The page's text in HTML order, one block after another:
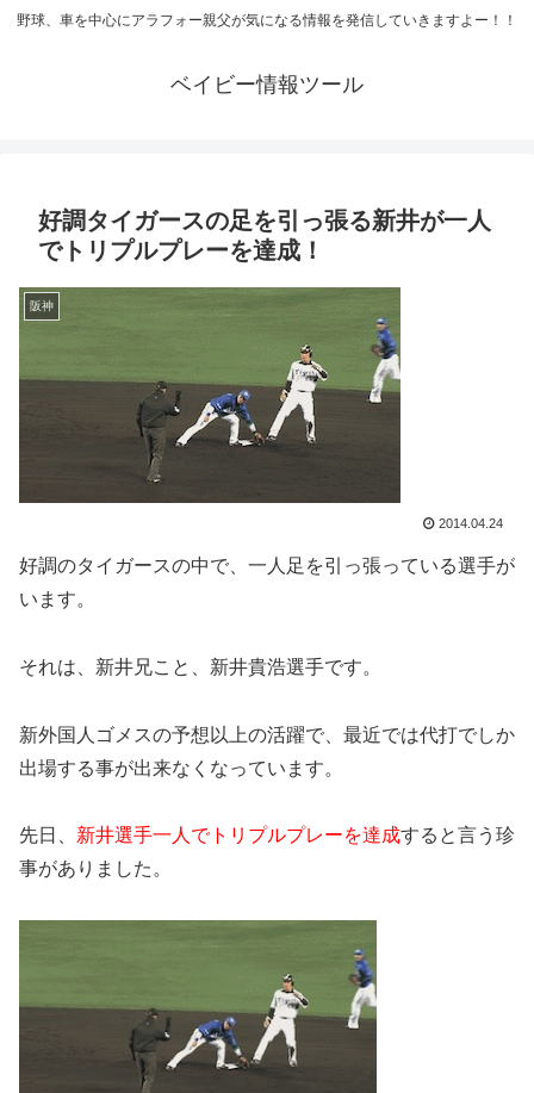
野球、車を中心にアラフォー親父が気になる情報を発信していきますよー！！
ベイビー情報ツール
好調タイガースの足を引っ張る新井が一人
でトリプルプレーを達成！
阪神
2014.04.24
好調のタイガースの中で、一人足を引っ張っている選手が
います。
それは、新井兄こと、新井貴浩選手です。
新外国人ゴメスの予想以上の活躍で、最近では代打でしか
出場する事が出来なくなっています。
先日、 新井選手一人でトリプルプレーを達成すると言う珍
事がありました。